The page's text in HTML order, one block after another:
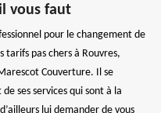
vous faut
pour le changement de
tarifs pas chers à Rouvres,
Couverture. Il se
ses services qui sont à la
lui demander de vous